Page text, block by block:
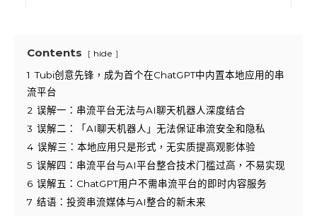
Contents hide
1 Tubi创意先锋，成为首个在ChatGPT中内置本地应用的串
流平台
2 误解一：串流平台无法与AI聊天机器人深度结合
3 误解二：「AI聊天机器人」无法保证串流安全和隐私
4 误解三：本地应用只是形式，无实质提高观影体验
5 误解四：串流平台与AI平台整合技术门槛过高，不易实现
6 误解五：ChatGPT用户不需串流平台的即时内容服务
7 结语：投资串流媒体与AI整合的新未来